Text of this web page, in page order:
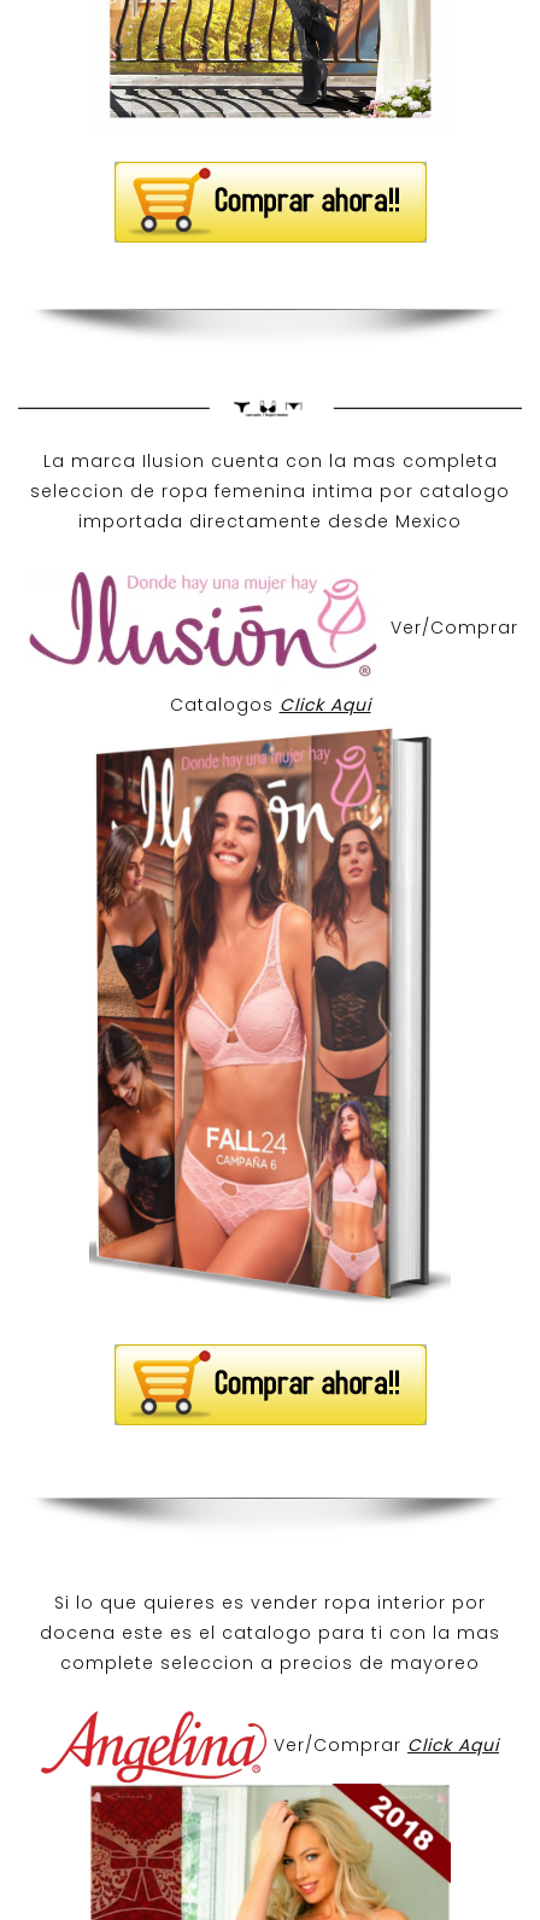
La marca Ilusion cuenta con la mas completa
seleccion de ropa femenina intima por catalogo
importada directamente desde Mexico
Ver/Comprar
Catalogos Click Aqui
Si lo que quieres es vender ropa interior por
docena este es el catalogo para ti con la mas
complete seleccion a precios de mayoreo
Ver/Comprar Click Aqui